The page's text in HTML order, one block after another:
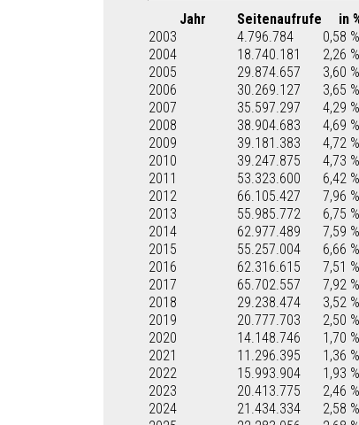
Jahr Seitenaufrufe in
2003
4.796.784 0,58 %
2004
18.740.181 2,26 %
2005
29.874.657 3,60 %
2006
30.269.127 3,65 %
2007
35.597.297 4,29 %
2008
38.904.683 4,69 %
2009
39.181.383 4,72 %
2010
39.247.875 4,73 %
2011
53.323.600 6,42 %
2012
66.105.427 7,96 %
2013
55.985.772 6,75 %
2014
62.977.489 7,59 %
2015
55.257.004 6,66 %
2016
62.316.615 7,51 %
2017
65.702.557 7,92 %
2018
29.238.474 3,52 %
2019
20.777.703 2,50 %
2020
14.148.746 1,70 %
2021
11.296.395 1,36 %
2022
15.993.904 1,93 %
2023
20.413.775 2,46 %
2024
21.434.334 2,58 %